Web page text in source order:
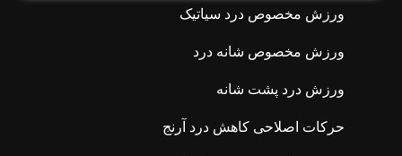
ورزش مخصوص درد سیاتیک
ورزش مخصوص شانه درد
ورزش درد پشت شانه
حرکات اصلاحی کاهش درد آرنج